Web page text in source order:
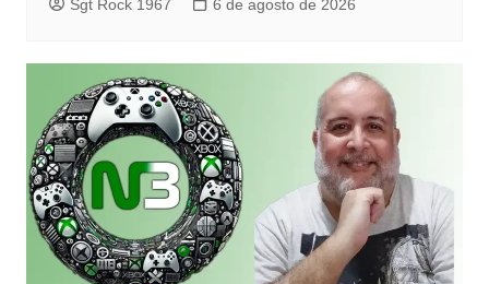
Sgt Rock 1967 6 de agosto de 2026